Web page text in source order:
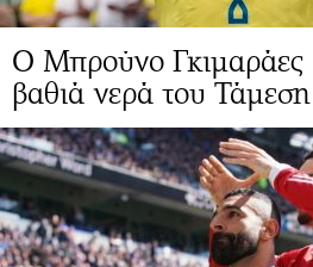
Ο Μπρούνο Γκιμαράες
βαθιά νερά του Τάμεση